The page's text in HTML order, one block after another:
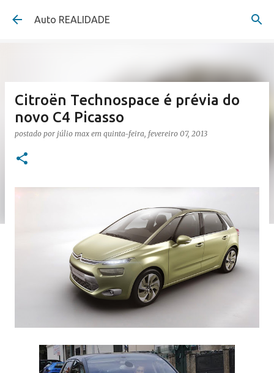
Pular para o conteúdo principal
Auto REALIDADE
Citroën Technospace é prévia do
novo C4 Picasso
postado por júlio max em quinta-feira, fevereiro 07, 2013